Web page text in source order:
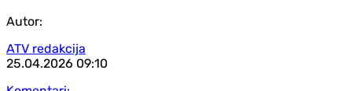
Autor:
ATV redakcija
25.04.2026 09:10